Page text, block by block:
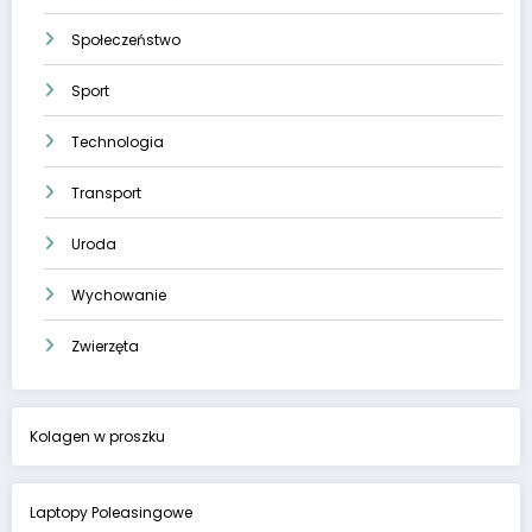
Społeczeństwo
Sport
Technologia
Transport
Uroda
Wychowanie
Zwierzęta
Kolagen w proszku
Laptopy Poleasingowe